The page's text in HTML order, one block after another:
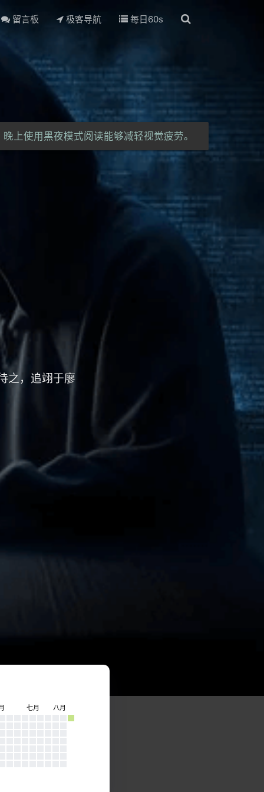
留言板 极客导航 每日60s
之，追翊于廖
晚上使用黑夜模式阅读能够减轻视觉疲劳。